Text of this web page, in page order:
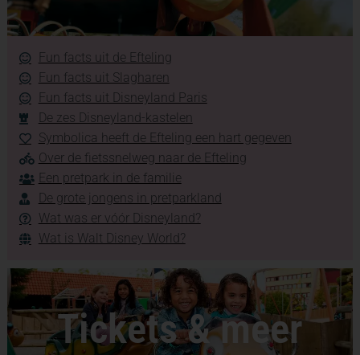
Fun facts uit de Efteling
Fun facts uit Slagharen
Fun facts uit Disneyland Paris
De zes Disneyland-kastelen
Symbolica heeft de Efteling een hart gegeven
Over de fietssnelweg naar de Efteling
Een pretpark in de familie
De grote jongens in pretparkland
Wat was er vóór Disneyland?
Wat is Walt Disney World?
Tickets & meer